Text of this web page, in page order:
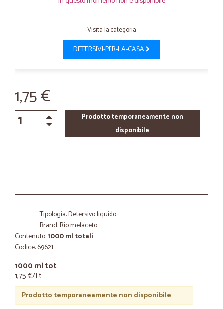
Visita la categoria
DETERSIVI-PER-LA-CASA
1,75 €
Prodotto temporaneamente non
disponibile
Tipologia: Detersivo liquido
Brand: Rio melaceto
Contenuto:1000 ml totali
Codice: 69621
1000 ml tot
1,75 €/Lt
Prodotto temporaneamente non disponibile